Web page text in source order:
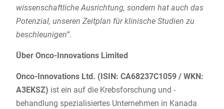
wissenschaftliche Ausrichtung, sondern hat auch das
Potenzial, unseren Zeitplan für klinische Studien zu
beschleunigen”.
Über Onco-Innovations Limited
Onco-Innovations Ltd. (ISIN: CA68237C1059 / WKN:
A3EKSZ) ist ein auf die Krebsforschung und -
behandlung spezialisiertes Unternehmen in Kanada